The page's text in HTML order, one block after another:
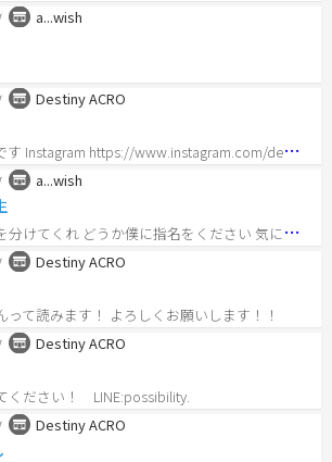
a...wish
Destiny ACRO
よ
ーさんです Instagram https://www.instagram.com/destiny_acro_yo3/
a...wish
俺
に元気を分けてくれ どうか僕に指名をください 気になった方LINEもください aoi.816だよ！
Destiny ACRO
って読みます！ よろしくお願いします！！
Destiny ACRO
ください！ LINE:possibility.
Destiny ACRO